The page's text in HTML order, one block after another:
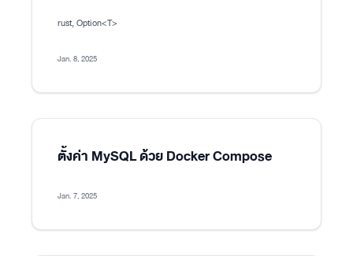
rust, Option<T>
Jan. 8, 2025
ตั้งค่า MySQL ด้วย Docker Compose
Jan. 7, 2025